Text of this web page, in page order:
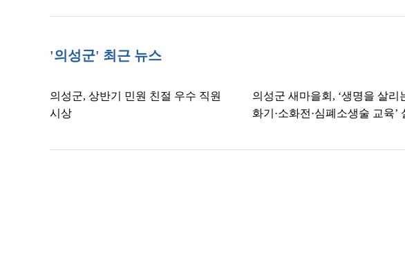
'의성군' 최근 뉴스
의성군, 상반기 민원 친절 우수 직원
시상
의성군 새마을회, ‘생명을 살리
화기·소화전·심폐소생술 교육’